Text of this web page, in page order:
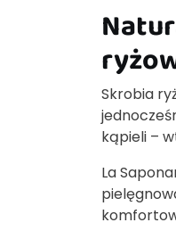
Skrobia
kąpieli –
La